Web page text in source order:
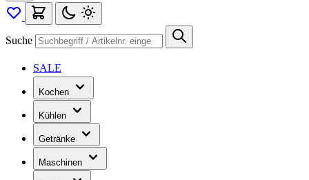
Suche
SALE
Kochen
Kühlen
Getränke
Maschinen